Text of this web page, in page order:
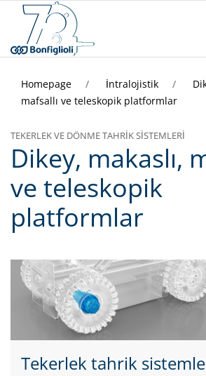
Homepage İntralojistik
mafsallı ve teleskopik platformlar
TEKERLEK VE DÖNME TAHRIK SISTEMLERI
Dikey, makaslı,
ve teleskopik
platformlar
Tekerlek tahrik